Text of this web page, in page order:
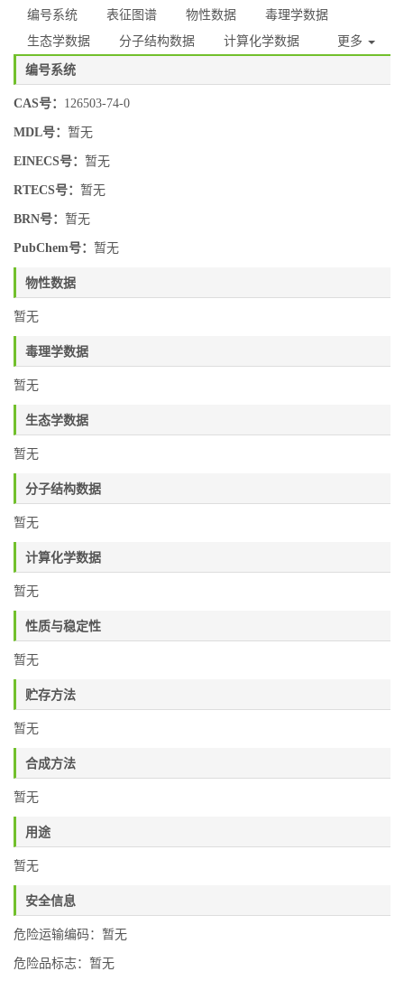
编号系统 表征图谱 物性数据
毒理学数据
生态学数据
分子结构数据 计算化学数据 更多
编号系统
CAS号： 126503-74-0
MDL号： 暂无
EINECS号： 暂无
RTECS号： 暂无
BRN号： 暂无
PubChem号： 暂无
物性数据
暂无
毒理学数据
暂无
生态学数据
暂无
分子结构数据
暂无
计算化学数据
暂无
性质与稳定性
暂无
贮存方法
暂无
合成方法
暂无
用途
暂无
安全信息
危险运输编码：暂无
危险品标志：暂无